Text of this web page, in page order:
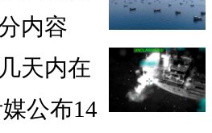
内容
天内在
公布14